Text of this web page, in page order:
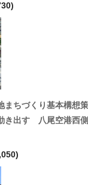
まちづくり基本構想
き出す 八尾空港西